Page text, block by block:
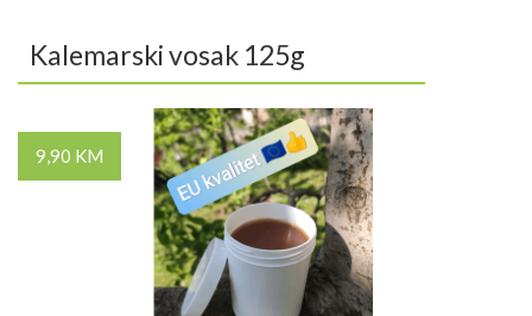
Kalemarski vosak 125g
9,90 KM